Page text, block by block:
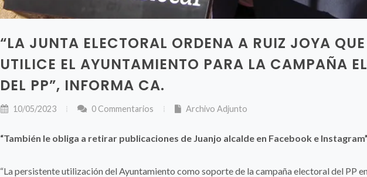
“LA JUNTA ELECTORAL ORDENA A RUIZ JOYA
UTILICE EL AYUNTAMIENTO PARA LA CAMPAÑA
DEL PP”, INFORMA CA.
10/05/2023 0 Commentarios Archivo Adjunto
“También le obliga a retirar publicaciones de Juanjo alcalde en Facebook e
“La persistente utilización del Ayuntamiento como soporte de la campaña electoral del PP